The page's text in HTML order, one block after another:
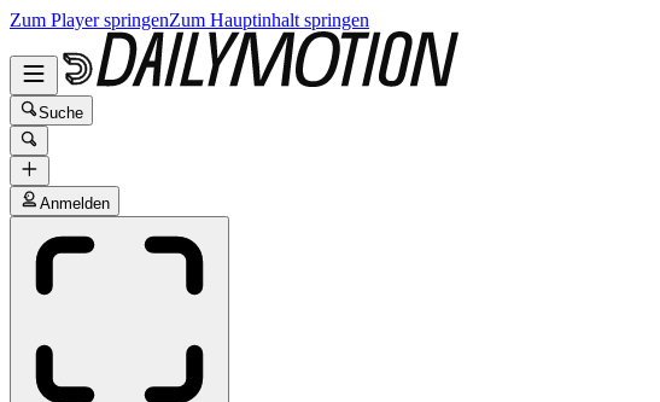
Zum Player springenZum Hauptinhalt springen
Suche
Anmelden